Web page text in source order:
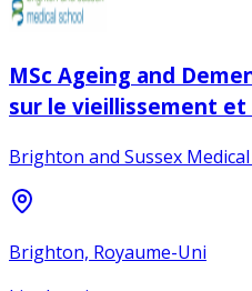
MSc Ageing and
sur le vieillissement et
Brighton and Sussex
Brighton, Royaume-Uni